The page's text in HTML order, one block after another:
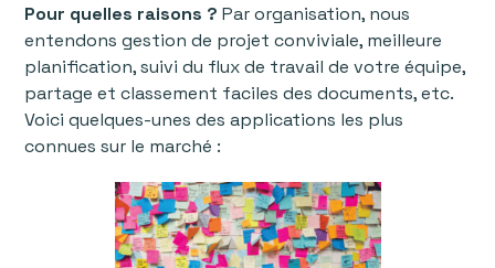
Pour quelles raisons ? Par organisation, nous
entendons gestion de projet conviviale, meilleure
planification, suivi du flux de travail de votre équipe,
partage et classement faciles des documents, etc.
Voici quelques-unes des applications les plus
connues sur le marché :